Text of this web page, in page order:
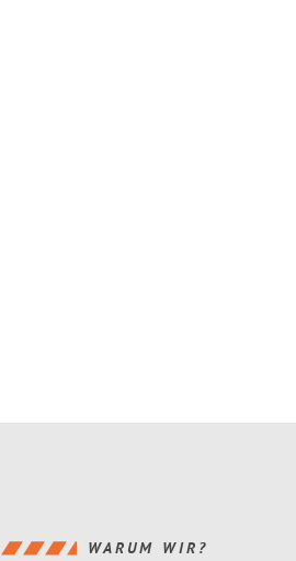
WARUM WIR?